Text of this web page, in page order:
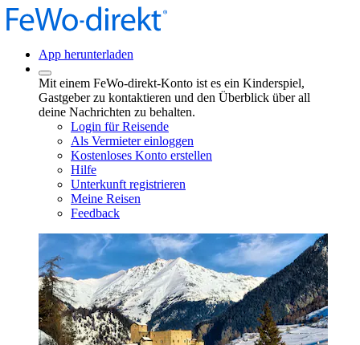
App herunterladen
Mit einem FeWo-direkt-Konto ist es ein Kinderspiel,
Gastgeber zu kontaktieren und den Überblick über all
deine Nachrichten zu behalten.
Login für Reisende
Als Vermieter einloggen
Kostenloses Konto erstellen
Hilfe
Unterkunft registrieren
Meine Reisen
Feedback